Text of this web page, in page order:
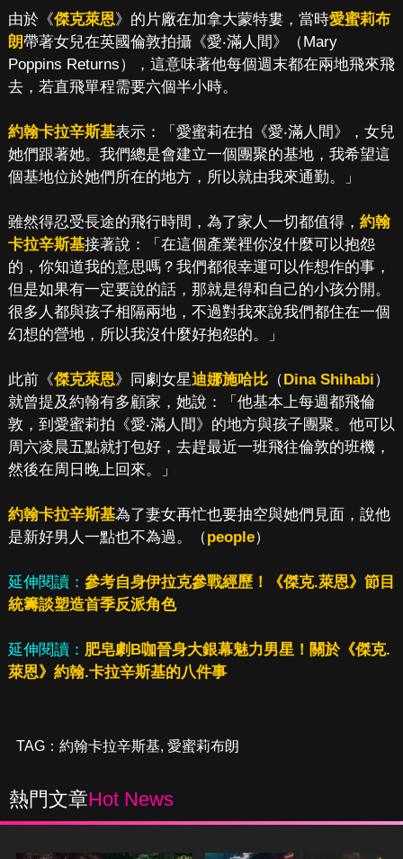
由於《傑克萊恩》的片廠在加拿大蒙特婁，當時愛蜜莉布
朗帶著女兒在英國倫敦拍攝《愛‧滿人間》（Mary
Poppins Returns），這意味著他每個週末都在兩地飛來飛
去，若直飛單程需要六個半小時。
約翰卡拉辛斯基表示：「愛蜜莉在拍《愛‧滿人間》，女兒
她們跟著她。我們總是會建立一個團聚的基地，我希望這
個基地位於她們所在的地方，所以就由我來通勤。」
雖然得忍受長途的飛行時間，為了家人一切都值得， 約翰
卡拉辛斯基接著說：「在這個產業裡你沒什麼可以抱怨
的，你知道我的意思嗎？我們都很幸運可以作想作的事，
但是如果有一定要說的話，那就是得和自己的小孩分開。
很多人都與孩子相隔兩地，不過對我來說我們都住在一個
幻想的營地，所以我沒什麼好抱怨的。」
此前《傑克萊恩》同劇女星迪娜施哈比（Dina Shihabi）
就曾提及約翰有多顧家，她說：「他基本上每週都飛倫
敦，到愛蜜莉拍《愛‧滿人間》的地方與孩子團聚。他可以
周六凌晨五點就打包好，去趕最近一班飛往倫敦的班機，
然後在周日晚上回來。」
約翰卡拉辛斯基為了妻女再忙也要抽空與她們見面，說他
是新好男人一點也不為過。（people）
延伸閱讀： 參考自身伊拉克參戰經歷！《傑克.萊恩》節目
統籌談塑造首季反派角色
延伸閱讀： 肥皂劇B咖晉身大銀幕魅力男星！關於《傑克.
萊恩》約翰.卡拉辛斯基的八件事
TAG： 約翰卡拉辛斯基, 愛蜜莉布朗
熱門文章Hot News